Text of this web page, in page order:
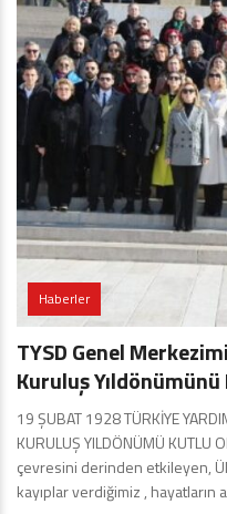
Haberler
TYSD Genel
Kuruluş
19 ŞUBAT 1928 TÜRKİYE
KURULUŞ YILDÖNÜMÜ
çevresini derinden etkileyen,
kayıplar verdiğimiz , hayatların